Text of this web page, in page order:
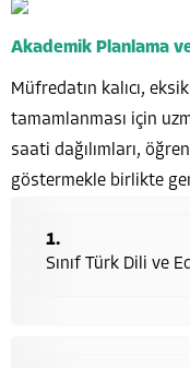
Akademik Planlama
Müfredatın kalıcı,
tamamlanması için
saati dağılımları,
göstermekle birlikte
Sınıf Türk Dili ve